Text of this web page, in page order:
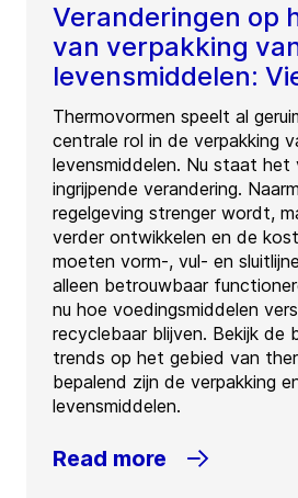
Veranderingen op
van verpakking
levensmiddelen:
Thermovormen speelt al
centrale rol in de verpakking
levensmiddelen. Nu staat het
ingrijpende verandering.
regelgeving strenger wordt,
verder ontwikkelen en de
moeten vorm-, vul- en
alleen betrouwbaar
nu hoe voedingsmiddelen
recyclebaar blijven. Bekijk de
trends op het gebied van
bepalend zijn de verpakking
levensmiddelen.
Read more